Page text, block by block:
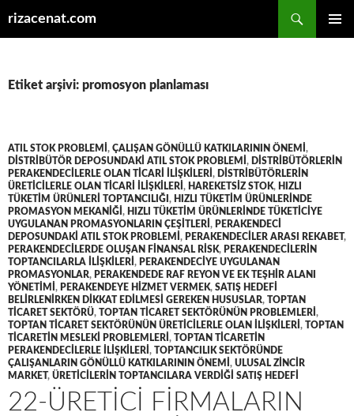
rizacenat.com
Etiket arşivi: promosyon planlaması
ATIL STOK PROBLEMI , ÇALIŞAN GÖNÜLLÜ KATKILARININ ÖNEMI ,
DISTRIBÜTÖR DEPOSUNDAKI ATIL STOK PROBLEMI , DISTRIBÜTÖRLERIN
PERAKENDECILERLE OLAN TICARI ILIŞKILERI , DISTRIBÜTÖRLERIN
ÜRETICILERLE OLAN TICARI ILIŞKILERI , HAREKETSIZ STOK, HIZLI
TÜKETIM ÜRÜNLERI TOPTANCILIĞI , HIZLI TÜKETIM ÜRÜNLERINDE
PROMASYON MEKANIĞI , HIZLI TÜKETIM ÜRÜNLERINDE TÜKETICIYE
UYGULANAN PROMASYONLARIN ÇEŞITLERI , PERAKENDECI
DEPOSUNDAKI ATIL STOK PROBLEMI , PERAKENDECILER ARASI REKABET,
PERAKENDECILERDE OLUŞAN FINANSAL RISK, PERAKENDECILERIN
TOPTANCILARLA ILIŞKILERI , PERAKENDECIYE UYGULANAN
PROMASYONLAR, PERAKENDEDE RAF REYON VE EK TEŞHIR ALANI
YÖNETIMI , PERAKENDEYE HIZMET VERMEK, SATIŞ HEDEFI
BELIRLENIRKEN DIKKAT EDILMESI GEREKEN HUSUSLAR, TOPTAN
TICARET SEKTÖRÜ, TOPTAN TICARET SEKTÖRÜNÜN PROBLEMLERI ,
TOPTAN TICARET SEKTÖRÜNÜN ÜRETICILERLE OLAN ILIŞKILERI , TOPTAN
TICARETIN MESLEKI PROBLEMLERI , TOPTAN TICARETIN
PERAKENDECILERLE ILIŞKILERI , TOPTANCILIK SEKTÖRÜNDE
ÇALIŞANLARIN GÖNÜLLÜ KATKILARININ ÖNEMI , ULUSAL ZINCIR
MARKET, ÜRETICILERIN TOPTANCILARA VERDIĞI SATIŞ HEDEFI
22-ÜRETICI FIRMALARIN